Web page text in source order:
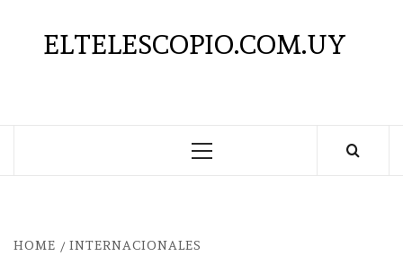
contenidoELTELESCOPIO.COM.UY
Menú
HOME INTERNACIONALES